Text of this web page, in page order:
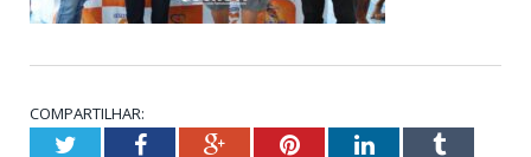
COMPARTILHAR:
TwitterFacebookGoogle+PinterestLinkedInTumblr